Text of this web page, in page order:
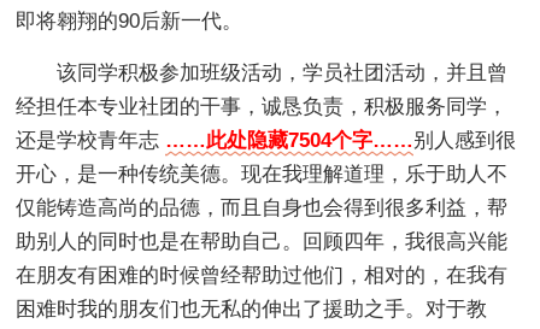
即将翱翔的90后新一代。
该同学积极参加班级活动，学员社团活动，并且曾
经担任本专业社团的干事，诚恳负责，积极服务同学，
还是学校青年志 ……此处隐藏7504个字……别人感到很
开心，是一种传统美德。现在我理解道理，乐于助人不
仅能铸造高尚的品德，而且自身也会得到很多利益，帮
助别人的同时也是在帮助自己。回顾四年，我很高兴能
在朋友有困难的时候曾经帮助过他们，相对的，在我有
困难时我的朋友们也无私的伸出了援助之手。对于教